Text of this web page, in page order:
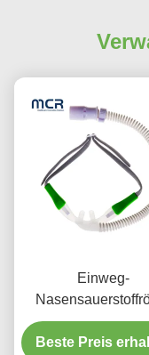
Einweg-
Sauerstoffröhre
Hochflusskanüle
Beste Preis